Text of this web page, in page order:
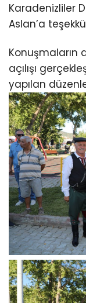
Karadenizliler
Aslan’a
Konuşmaların
açılışı
yapılan